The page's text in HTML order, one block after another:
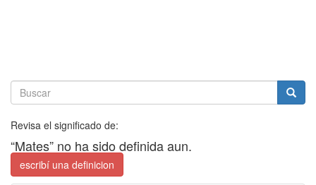
Revisa el significado de:
“Mates” no ha sido definida aun.
escribí una definicion